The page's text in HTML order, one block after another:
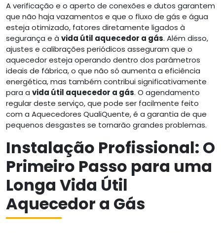
A verificação e o aperto de conexões e dutos garantem
que não haja vazamentos e que o fluxo de gás e água
esteja otimizado, fatores diretamente ligados à
segurança e à vida útil aquecedor a gás. Além disso,
ajustes e calibrações periódicos asseguram que o
aquecedor esteja operando dentro dos parâmetros
ideais de fábrica, o que não só aumenta a eficiência
energética, mas também contribui significativamente
para a vida útil aquecedor a gás. O agendamento
regular deste serviço, que pode ser facilmente feito
com a Aquecedores QualiQuente, é a garantia de que
pequenos desgastes se tornarão grandes problemas.
Instalação Profissional: O
Primeiro Passo para uma
Longa Vida Útil
Aquecedor a Gás